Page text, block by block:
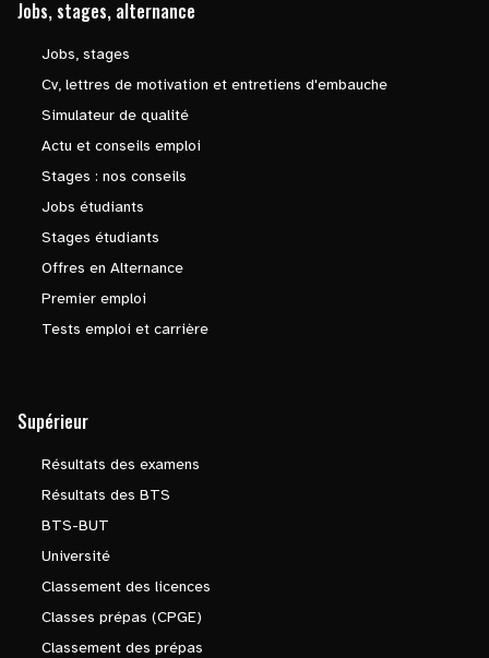
Jobs, stages, alternance
Jobs, stages
Cv, lettres de motivation et entretiens d'embauche
Simulateur de qualité
Actu et conseils emploi
Stages : nos conseils
Jobs étudiants
Stages étudiants
Offres en Alternance
Premier emploi
Tests emploi et carrière
Supérieur
Résultats des examens
Résultats des BTS
BTS-BUT
Université
Classement des licences
Classes prépas (CPGE)
Classement des prépas